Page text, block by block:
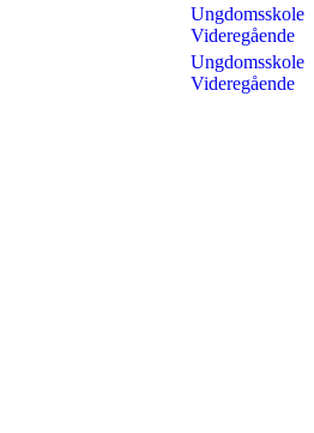
Ungdomsskole
Videregående
Ungdomsskole
Videregående